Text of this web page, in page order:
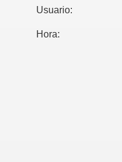
Usuario:
Hora: